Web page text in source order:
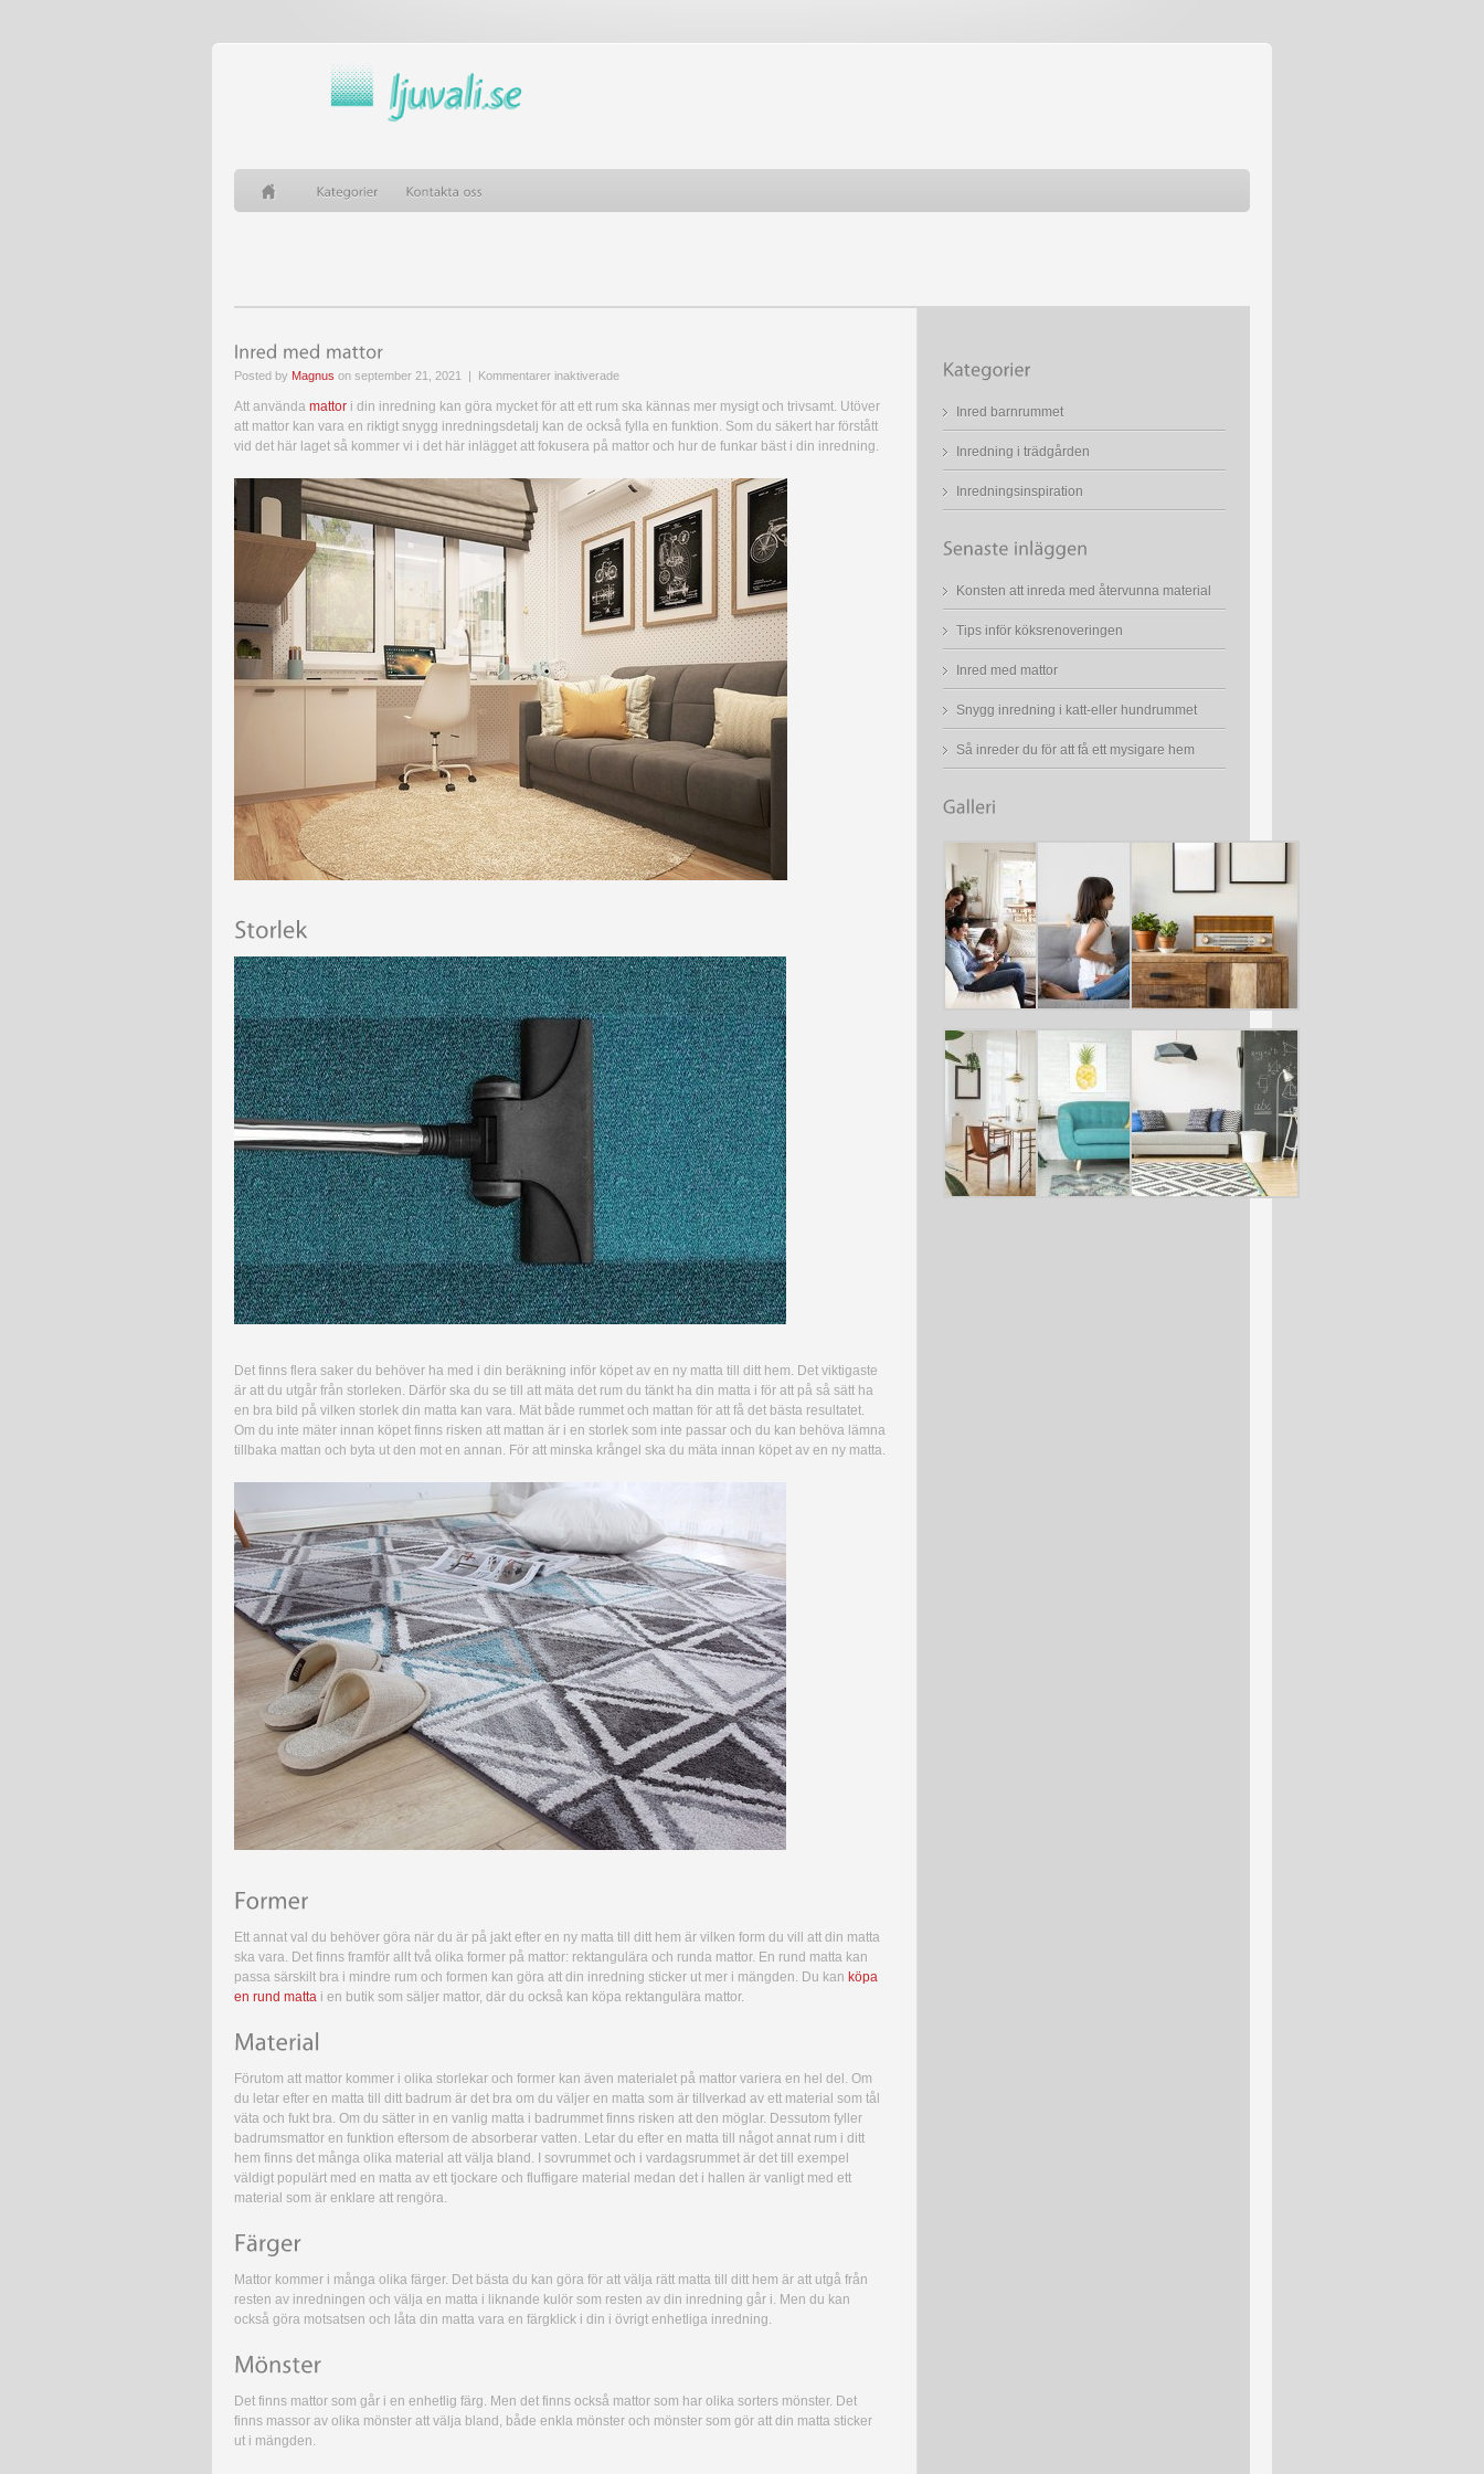
Posted by Magnus on september 21, 2021 | Kommentarer inaktiveradeför
med
mattor
Att använda mattor i din inredning kan göra mycket för att ett rum ska kännas mer mysigt och trivsamt. Utöver
att mattor kan vara en riktigt snygg inredningsdetalj kan de också fylla en funktion. Som du säkert har förstått
vid det här laget så kommer vi i det här inlägget att fokusera på mattor och hur de funkar bäst i din inredning.
Det finns flera saker du behöver ha med i din beräkning inför köpet av en ny matta till ditt hem. Det viktigaste
är att du utgår från storleken. Därför ska du se till att mäta det rum du tänkt ha din matta i för att på så sätt ha
en bra bild på vilken storlek din matta kan vara. Mät både rummet och mattan för att få det bästa resultatet.
Om du inte mäter innan köpet finns risken att mattan är i en storlek som inte passar och du kan behöva lämna
tillbaka mattan och byta ut den mot en annan. För att minska krångel ska du mäta innan köpet av en ny matta.
Ett annat val du behöver göra när du är på jakt efter en ny matta till ditt hem är vilken form du vill att din matta
ska vara. Det finns framför allt två olika former på mattor: rektangulära och runda mattor. En rund matta kan
passa särskilt bra i mindre rum och formen kan göra att din inredning sticker ut mer i mängden. Du kan köpa
en rund matta i en butik som säljer mattor, där du också kan köpa rektangulära mattor.
Förutom att mattor kommer i olika storlekar och former kan även materialet på mattor variera en hel del. Om
du letar efter en matta till ditt badrum är det bra om du väljer en matta som är tillverkad av ett material som tål
väta och fukt bra. Om du sätter in en vanlig matta i badrummet finns risken att den möglar. Dessutom fyller
badrumsmattor en funktion eftersom de absorberar vatten. Letar du efter en matta till något annat rum i ditt
hem finns det många olika material att välja bland. I sovrummet och i vardagsrummet är det till exempel
väldigt populärt med en matta av ett tjockare och fluffigare material medan det i hallen är vanligt med ett
material som är enklare att rengöra.
Mattor kommer i många olika färger. Det bästa du kan göra för att välja rätt matta till ditt hem är att utgå från
resten av inredningen och välja en matta i liknande kulör som resten av din inredning går i. Men du kan
också göra motsatsen och låta din matta vara en färgklick i din i övrigt enhetliga inredning.
Det finns mattor som går i en enhetlig färg. Men det finns också mattor som har olika sorters mönster. Det
finns massor av olika mönster att välja bland, både enkla mönster och mönster som gör att din matta sticker
ut i mängden.
Inred barnrummet
Inredning i trädgården
Inredningsinspiration
Konsten att inreda med återvunna material
Tips inför köksrenoveringen
Inred med mattor
Snygg inredning i katt-eller hundrummet
Så inreder du för att få ett mysigare hem